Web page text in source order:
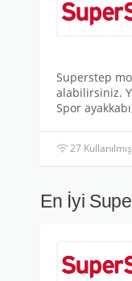
Superstep
alabilirsiniz.
Spor
27
En İyi